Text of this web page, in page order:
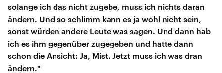
solange ich das nicht zugebe, muss ich nichts daran
ändern. Und so schlimm kann es ja wohl nicht sein,
sonst würden andere Leute was sagen. Und dann hab
ich es ihm gegenüber zugegeben und hatte dann
schon die Ansicht: Ja, Mist. Jetzt muss ich was dran
ändern."